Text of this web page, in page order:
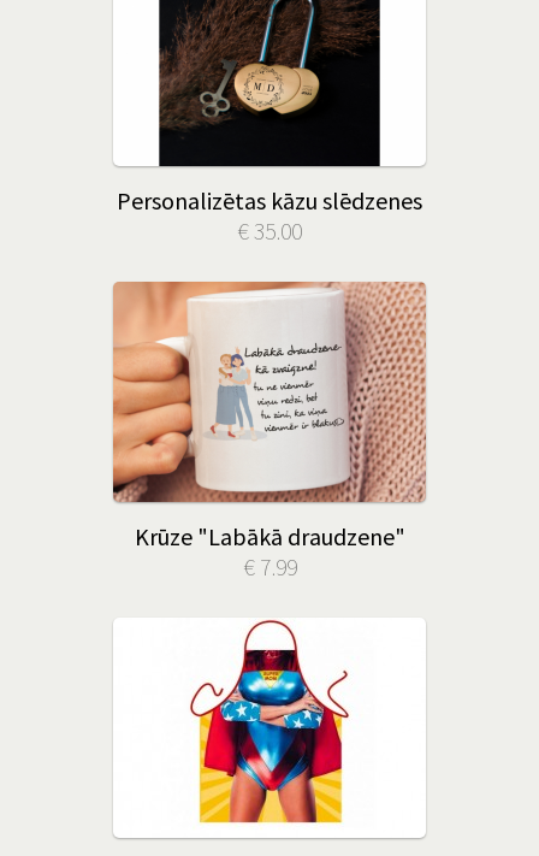
Personalizētas kāzu slēdzenes
€ 35.00
Krūze "Labākā draudzene"
€ 7.99